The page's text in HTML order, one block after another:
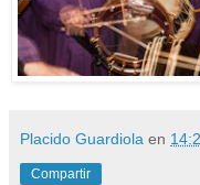
Placido Guardiola en
Compartir